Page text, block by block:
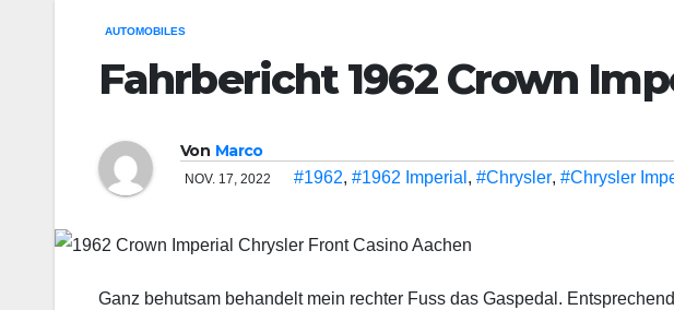
AUTOMOBILES
Fahrbericht 1962 Crown
Von Marco
NOV. 17, 2022 #1962, #1962 Imperial , #Chrysler, #Chrysler
Ganz behutsam behandelt mein rechter Fuss das Gaspedal.